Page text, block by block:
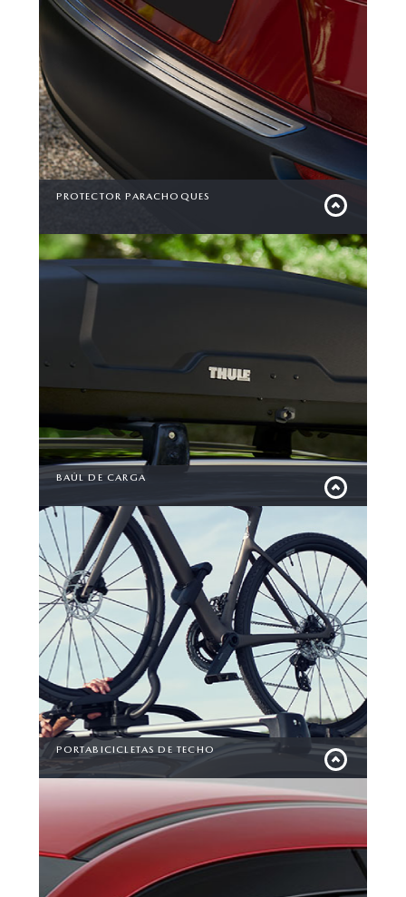
PROTECTOR PARACHOQUES
Protege tu vehículo y mantenlo impecable en
cada aventura
BAÚL DE CARGA
Emprende aventuras sin restricciones, maximizando el
espacio del baúl para transportar todo lo que necesitas
con facilidad y seguridad
PORTABICICLETAS DE TECHO
Lleva tu pasión a cualquier lugar con nuestro
portabiciletas de techo, un elemento que te brinda
seguridad y estilo.